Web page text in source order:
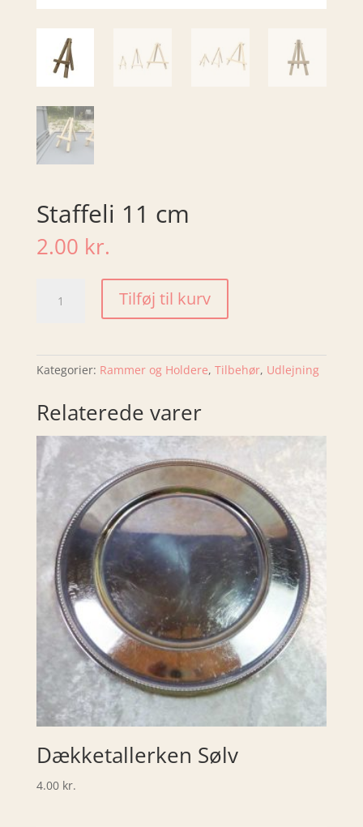
Staffeli 11 cm
2.00 kr.
Tilføj til kurv
Kategorier: Rammer og Holdere, Tilbehør, Udlejning
Relaterede varer
Dækketallerken Sølv
4.00 kr.